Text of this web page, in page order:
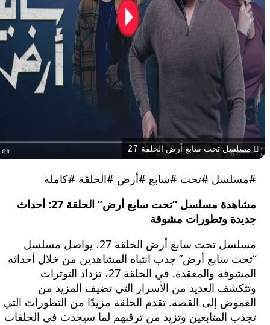
تحت سابع أرض الحلقة 27
#تحت #سابع #أرض #الحلقة #كاملة
مشاهدة مسلسل “تحت سابع أرض” الحلقة 27: أحداث
وتطورات مشوقة
مسلسل تحت سابع أرض الحلقة 27، يواصل مسلسل
سابع أرض” جذب انتباه المشاهدين من خلال أحداثه
المشوقة والمعقدة. في الحلقة 27، تزداد التوترات
العديد من الأسرار التي تضيف المزيد من
إلى القصة. تقدم الحلقة مزيدًا من التطورات التي
المتابعين وتزيد من ترقبهم لما سيحدث في الحلقات